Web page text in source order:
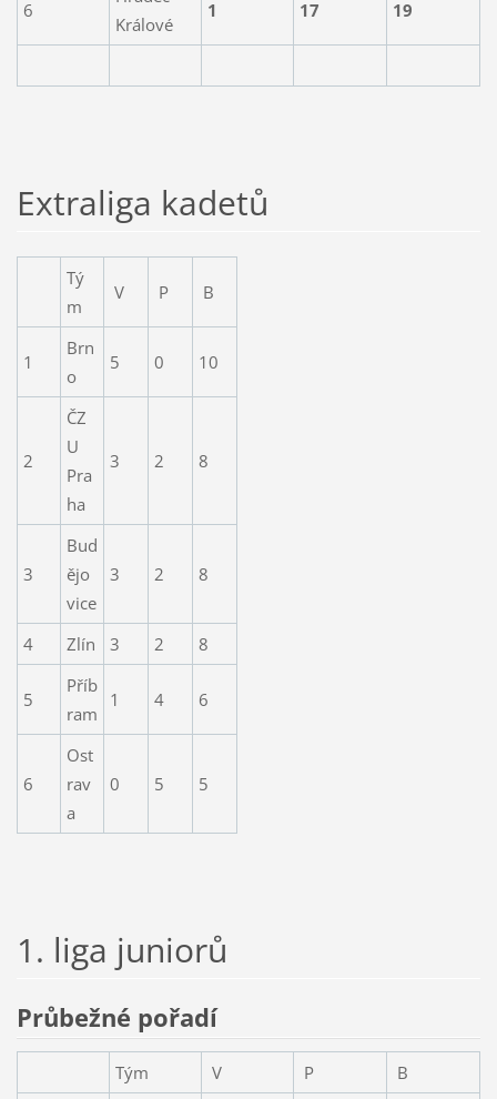
6
Králové
1 17 19
Extraliga kadetů
Tý
m
V P B
1
Brn
o
5 0 10
2
ČZ
U
Pra
ha
3 2 8
3
Bud
ějo
vice
3 2 8
4 Zlín 3 2 8
5
Příb
ram
1 4 6
6
Ost
rav
a
0 5 5
1. liga juniorů
Průbežné pořadí
Tým V P B